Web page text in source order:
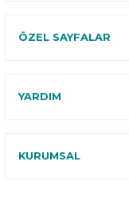
ÖZEL SAYFALAR
YARDIM
KURUMSAL